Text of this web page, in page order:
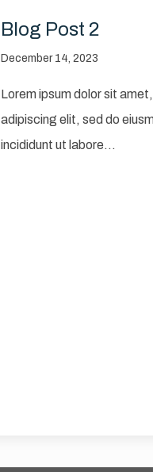
Blog Post 2
December 14, 2023
Lorem ipsum dolor sit
adipiscing elit, sed do
incididunt ut labore…